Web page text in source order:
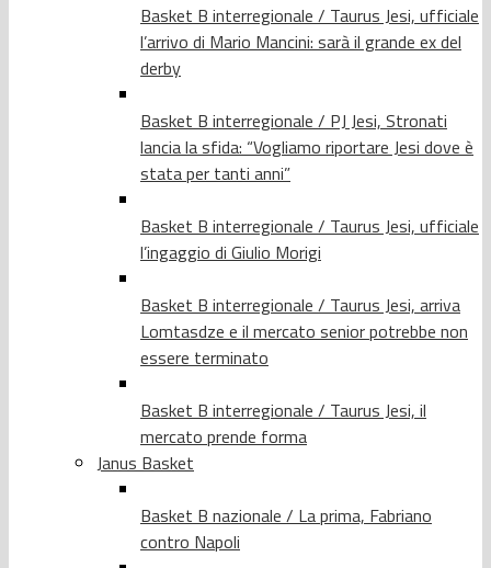
Basket B interregionale / Taurus Jesi, ufficiale
l’arrivo di Mario Mancini: sarà il grande ex del
derby
Basket B interregionale / PJ Jesi, Stronati
lancia la sfida: “Vogliamo riportare Jesi dove è
stata per tanti anni”
Basket B interregionale / Taurus Jesi, ufficiale
l’ingaggio di Giulio Morigi
Basket B interregionale / Taurus Jesi, arriva
Lomtasdze e il mercato senior potrebbe non
essere terminato
Basket B interregionale / Taurus Jesi, il
mercato prende forma
Janus Basket
Basket B nazionale / La prima, Fabriano
contro Napoli